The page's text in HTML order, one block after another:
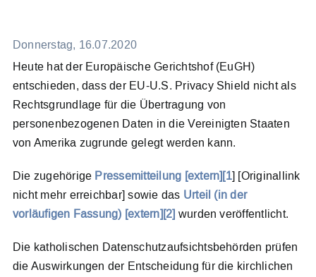
Kontakt
Search
for:
Donnerstag, 16.07.2020
Heute hat der Europäische Gerichtshof (EuGH)
entschieden, dass der EU-U.S. Privacy Shield nicht als
Rechtsgrundlage für die Übertragung von
personenbezogenen Daten in die Vereinigten Staaten
von Amerika zugrunde gelegt werden kann.
Die zugehörige Pressemitteilung [extern][1] [Originallink
nicht mehr erreichbar] sowie das Urteil (in der
vorläufigen Fassung) [extern][2] wurden veröffentlicht.
Die katholischen Datenschutzaufsichtsbehörden prüfen
die Auswirkungen der Entscheidung für die kirchlichen